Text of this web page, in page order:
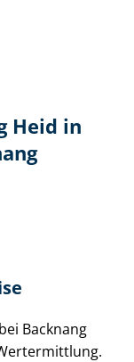
Heid in
Backnang